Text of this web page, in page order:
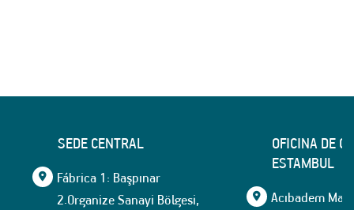
SEDE CENTRAL
Fábrica 1: Başpınar
2.Organize Sanayi Bölgesi,
OFICINA DE
ESTAMBUL
Acıbadem